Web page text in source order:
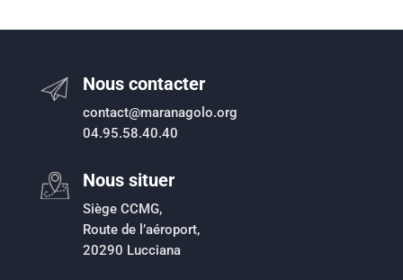
Nous contacter
contact@maranagolo.org
04.95.58.40.40
Nous situer
Siège CCMG,
Route de l’aéroport,
20290 Lucciana